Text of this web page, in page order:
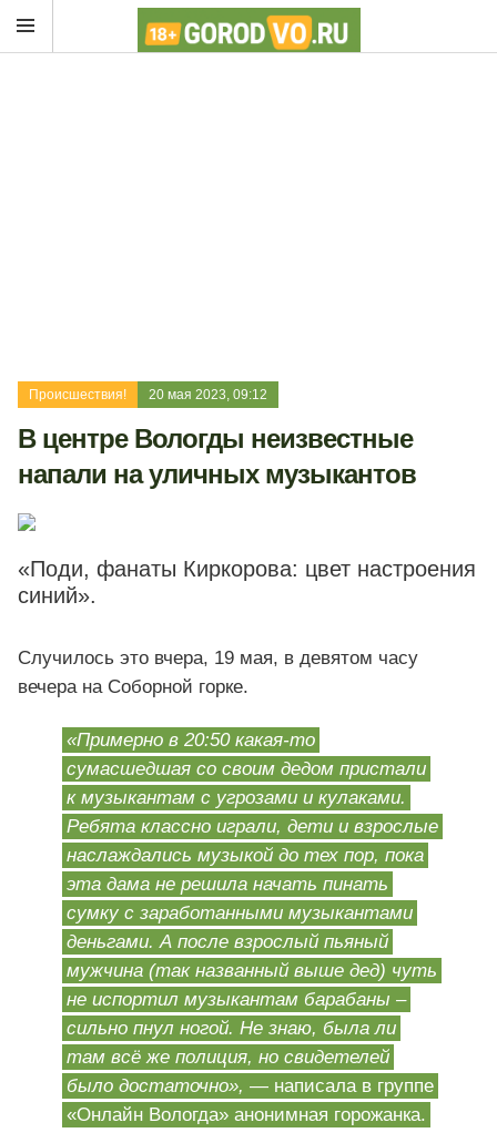
Происшествия! 20 мая 2023, 09:12
В центре Вологды неизвестные
напали на уличных музыкантов
«Поди, фанаты Киркорова: цвет настроения
синий».
Случилось это вчера, 19 мая, в девятом часу
вечера на Соборной горке.
«Примерно в 20:50 какая-то
сумасшедшая со своим дедом пристали
к музыкантам с угрозами и кулаками.
Ребята классно играли, дети и взрослые
наслаждались музыкой до тех пор, пока
эта дама не решила начать пинать
сумку с заработанными музыкантами
деньгами. А после взрослый пьяный
мужчина (так названный выше дед) чуть
не испортил музыкантам барабаны –
сильно пнул ногой. Не знаю, была ли
там всё же полиция, но свидетелей
было достаточно», — написала в группе
«Онлайн Вологда» анонимная горожанка.